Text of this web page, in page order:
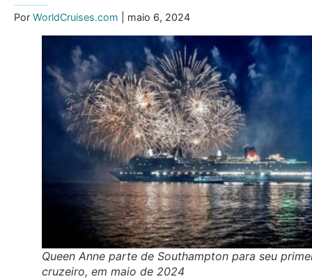
Por WorldCruises.com | maio 6, 2024
Queen Anne parte de Southampton para seu
cruzeiro, em maio de 2024